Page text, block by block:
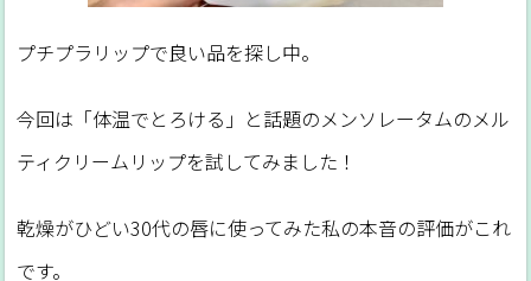
プチプラリップで良い品を探し中。
今回は「体温でとろける」と話題のメンソレータムのメル
ティクリームリップを試してみました！
乾燥がひどい30代の唇に使ってみた私の本音の評価がこれ
です。